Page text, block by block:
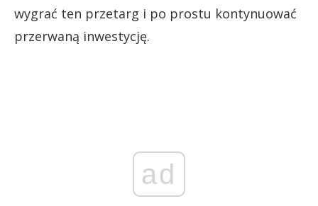
wygrać ten przetarg i po prostu kontynuować
przerwaną inwestycję.
ad